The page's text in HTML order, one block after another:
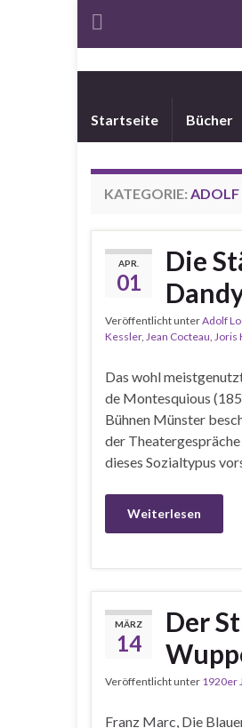
Startseite Bücher
KATEGORIE: ADOLF
APR.
01
Die
Veröffentlicht unterAdolf
Kessler, Jean Cocteau, Joris
Das wohl
de Montesquious
Bühnen Münster
der
dieses Sozialtypus
Weiterlesen
MÄRZ
14
Der
Veröffentlicht unter 1920er
Franz Marc, Die